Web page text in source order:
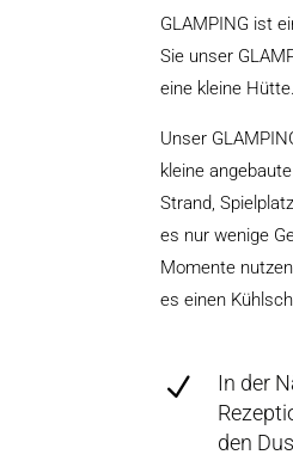
GLAMPING ist
Sie unser
eine kleine
Unser
kleine
Strand,
es nur wenige
Momente
es einen
N
In der
den